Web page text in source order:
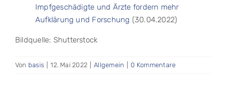
Impfgeschädigte und Ärzte fordern mehr
Aufklärung und Forschung (30.04.2022)
Bildquelle: Shutterstock
Von basis 12. Mai 2022 Allgemein 0 Kommentare